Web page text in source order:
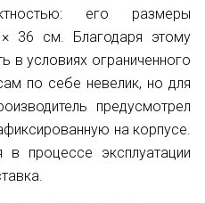
его размеры
36 см. Благодаря этому
в условиях ограниченного
по себе невелик, но для
предусмотрел
на корпусе.
в процессе эксплуатации